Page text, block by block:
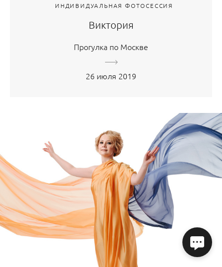
ИНДИВИДУАЛЬНАЯ ФОТОСЕССИЯ
Виктория
Прогулка по Москве
26 июля 2019